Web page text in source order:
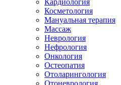
Кардиология
Косметология
Мануальная терапия
Массаж
Неврология
Нефрология
Онкология
Остеопатия
Отоларингология
Отоневрология